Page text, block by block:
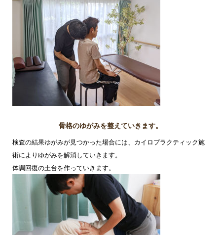
骨格のゆがみを整えていきます。
検査の結果ゆがみが見つかった場合には、カイロプラクティック施
術によりゆがみを解消していきます。
体調回復の土台を作っていきます。